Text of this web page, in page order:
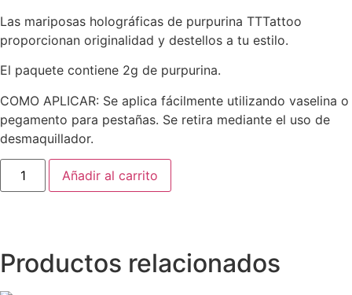
Las mariposas holográficas de purpurina TTTattoo
proporcionan originalidad y destellos a tu estilo.
El paquete contiene 2g de purpurina.
COMO APLICAR: Se aplica fácilmente utilizando vaselina o
pegamento para pestañas. Se retira mediante el uso de
desmaquillador.
Añadir al carrito
Productos relacionados